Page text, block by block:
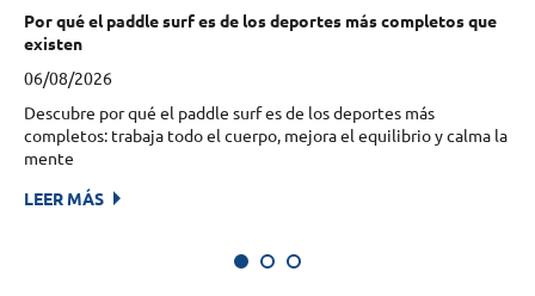
Por qué el paddle surf es de los deportes más completos que
existen
06/08/2026
Descubre por qué el paddle surf es de los deportes más
completos: trabaja todo el cuerpo, mejora el equilibrio y calma la
mente
LEER MÁS